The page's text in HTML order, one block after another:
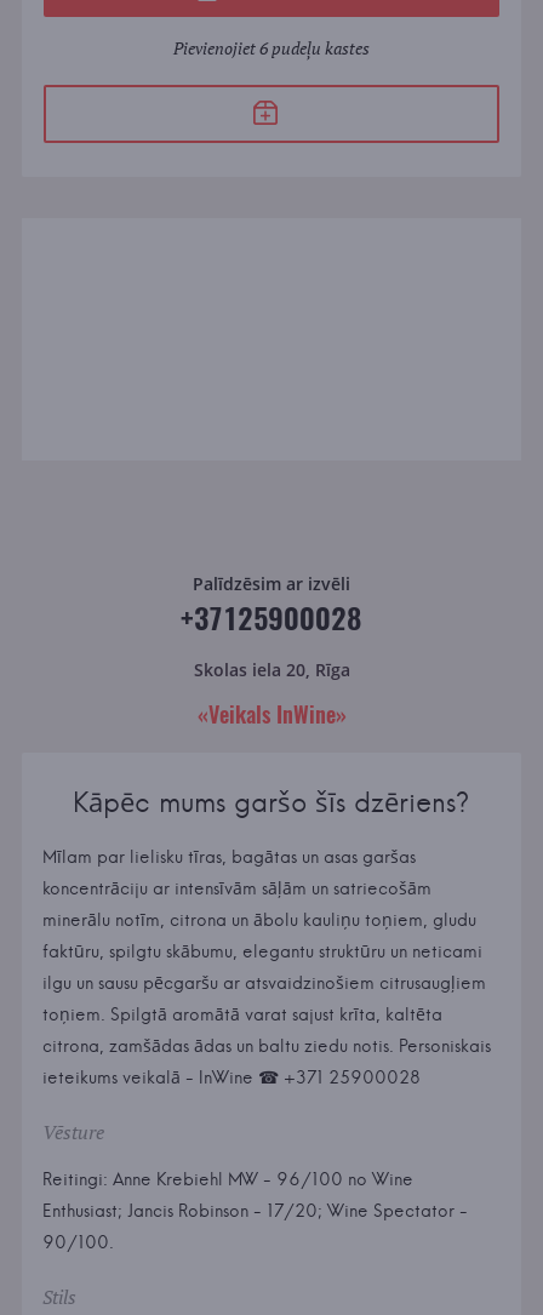
Pievienojiet 6 pudeļu kastes
Palīdzēsim ar izvēli
+37125900028
Skolas iela 20, Rīga
«Veikals InWine»
Kāpēc mums garšo šīs dzēriens?
Mīlam par lielisku tīras, bagātas un asas garšas
koncentrāciju ar intensīvām sāļām un satriecošām
minerālu notīm, citrona un ābolu kauliņu toņiem, gludu
faktūru, spilgtu skābumu, elegantu struktūru un neticami
ilgu un sausu pēcgaršu ar atsvaidzinošiem citrusaugļiem
toņiem. Spilgtā aromātā varat sajust krīta, kaltēta
citrona, zamšādas ādas un baltu ziedu notis. Personiskais
ieteikums veikalā - InWine ☎ +371 25900028
Vēsture
Reitingi: Anne Krebiehl MW - 96/100 no Wine
Enthusiast; Jancis Robinson - 17/20; Wine Spectator -
90/100.
Stils